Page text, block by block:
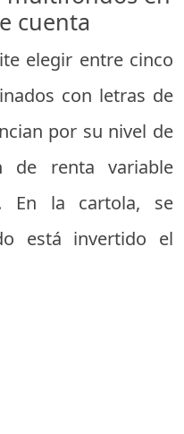
cuenta
elegir entre cinco
con letras de
por su nivel de
de renta variable
En la cartola, se
está invertido el